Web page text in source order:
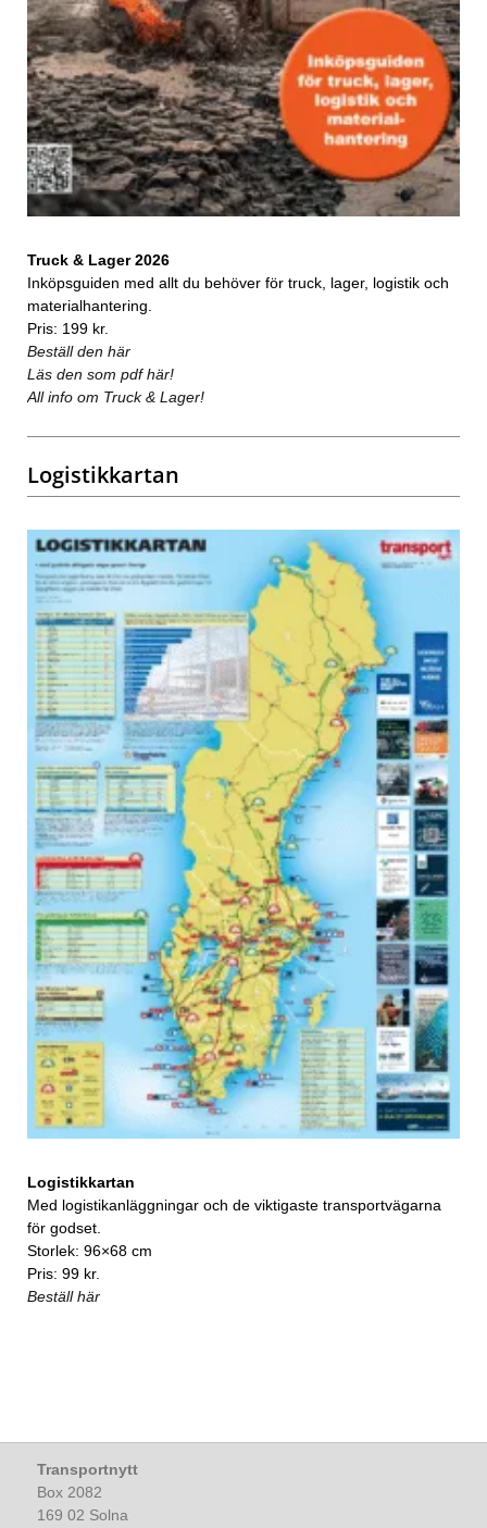
Truck & Lager 2026
Inköpsguiden med allt du behöver för truck, lager, logistik och
materialhantering.
Pris: 199 kr.
Beställ den här
Läs den som pdf här!
All info om Truck & Lager!
Logistikkartan
Logistikkartan
Med logistikanläggningar och de viktigaste transportvägarna
för godset.
Storlek: 96×68 cm
Pris: 99 kr.
Beställ här
Transportnytt
Box 2082
169 02 Solna